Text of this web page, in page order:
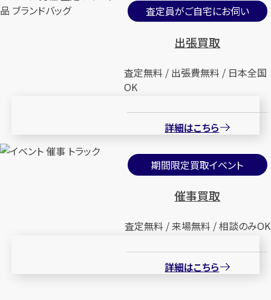
査定員がご自宅にお伺い
出張買取
査定無料 / 出張費無料 / 日本全国
OK
詳細はこちら
期間限定買取イベント
催事買取
査定無料 / 来場無料 / 相談のみOK
詳細はこちら